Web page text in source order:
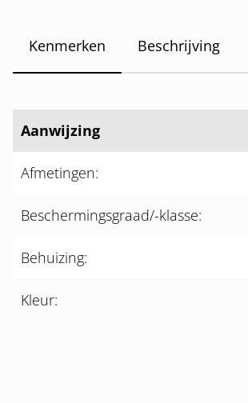
Kenmerken Beschrijving
Aanwijzing
Afmetingen:
Beschermingsgraad/-klasse:
Behuizing:
Kleur: